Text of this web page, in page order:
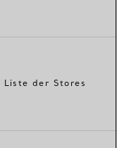
Liste der Stores